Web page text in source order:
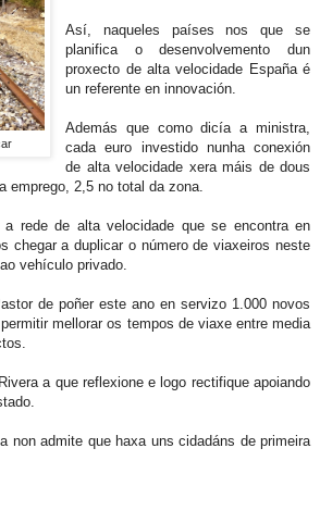
Así, naqueles países nos que se
planifica o desenvolvemento dun
proxecto de alta velocidade España é
un referente en innovación.
Además que como dicía a ministra,
cada euro investido nunha conexión
de alta velocidade xera máis de dous
emprego, 2,5 no total da zona.
a rede de alta velocidade que se encontra en
chegar a duplicar o número de viaxeiros neste
vehículo privado.
de poñer este ano en servizo 1.000 novos
mellorar os tempos de viaxe entre media
a que reflexione e logo rectifique apoiando
non admite que haxa uns cidadáns de primeira